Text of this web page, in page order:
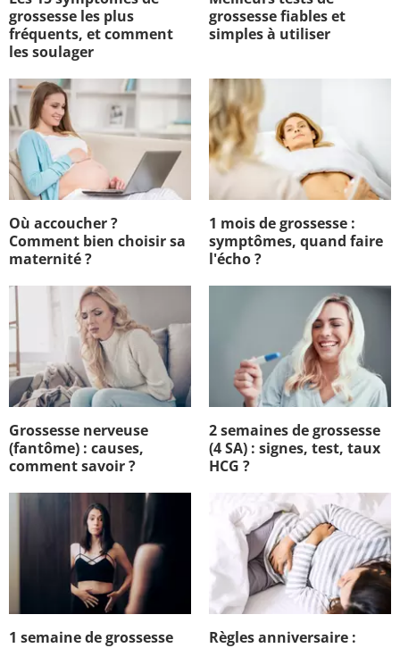
grossesse les plus
fréquents, et comment
les soulager
grossesse fiables et
simples à utiliser
Où accoucher ?
Comment bien choisir sa
maternité ?
1 mois de grossesse :
symptômes, quand faire
l'écho ?
Grossesse nerveuse
(fantôme) : causes,
comment savoir ?
2 semaines de grossesse
(4 SA) : signes, test, taux
HCG ?
1 semaine de grossesse
Règles anniversaire :